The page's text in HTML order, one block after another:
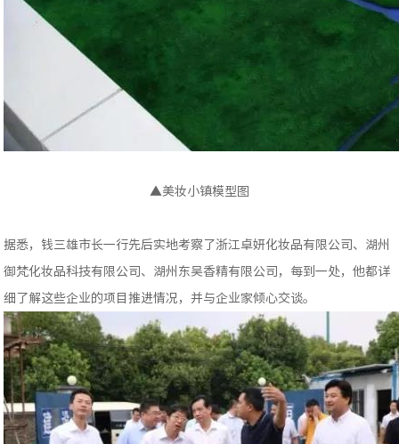
▲美妆小镇模型图
据悉，钱三雄市长一行先后实地考察了浙江卓妍化妆品有限公司、湖州
御梵化妆品科技有限公司、湖州东吴香精有限公司，每到一处，他都详
细了解这些企业的项目推进情况，并与企业家倾心交谈。